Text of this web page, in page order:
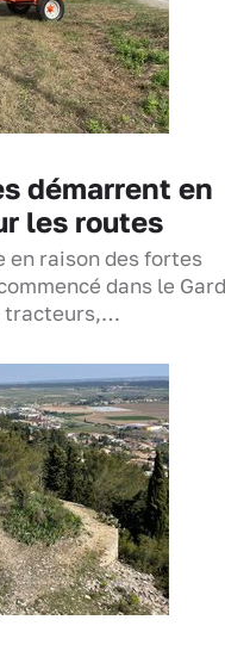
démarrent en
les routes
en raison des fortes
dans le
tracteurs,…